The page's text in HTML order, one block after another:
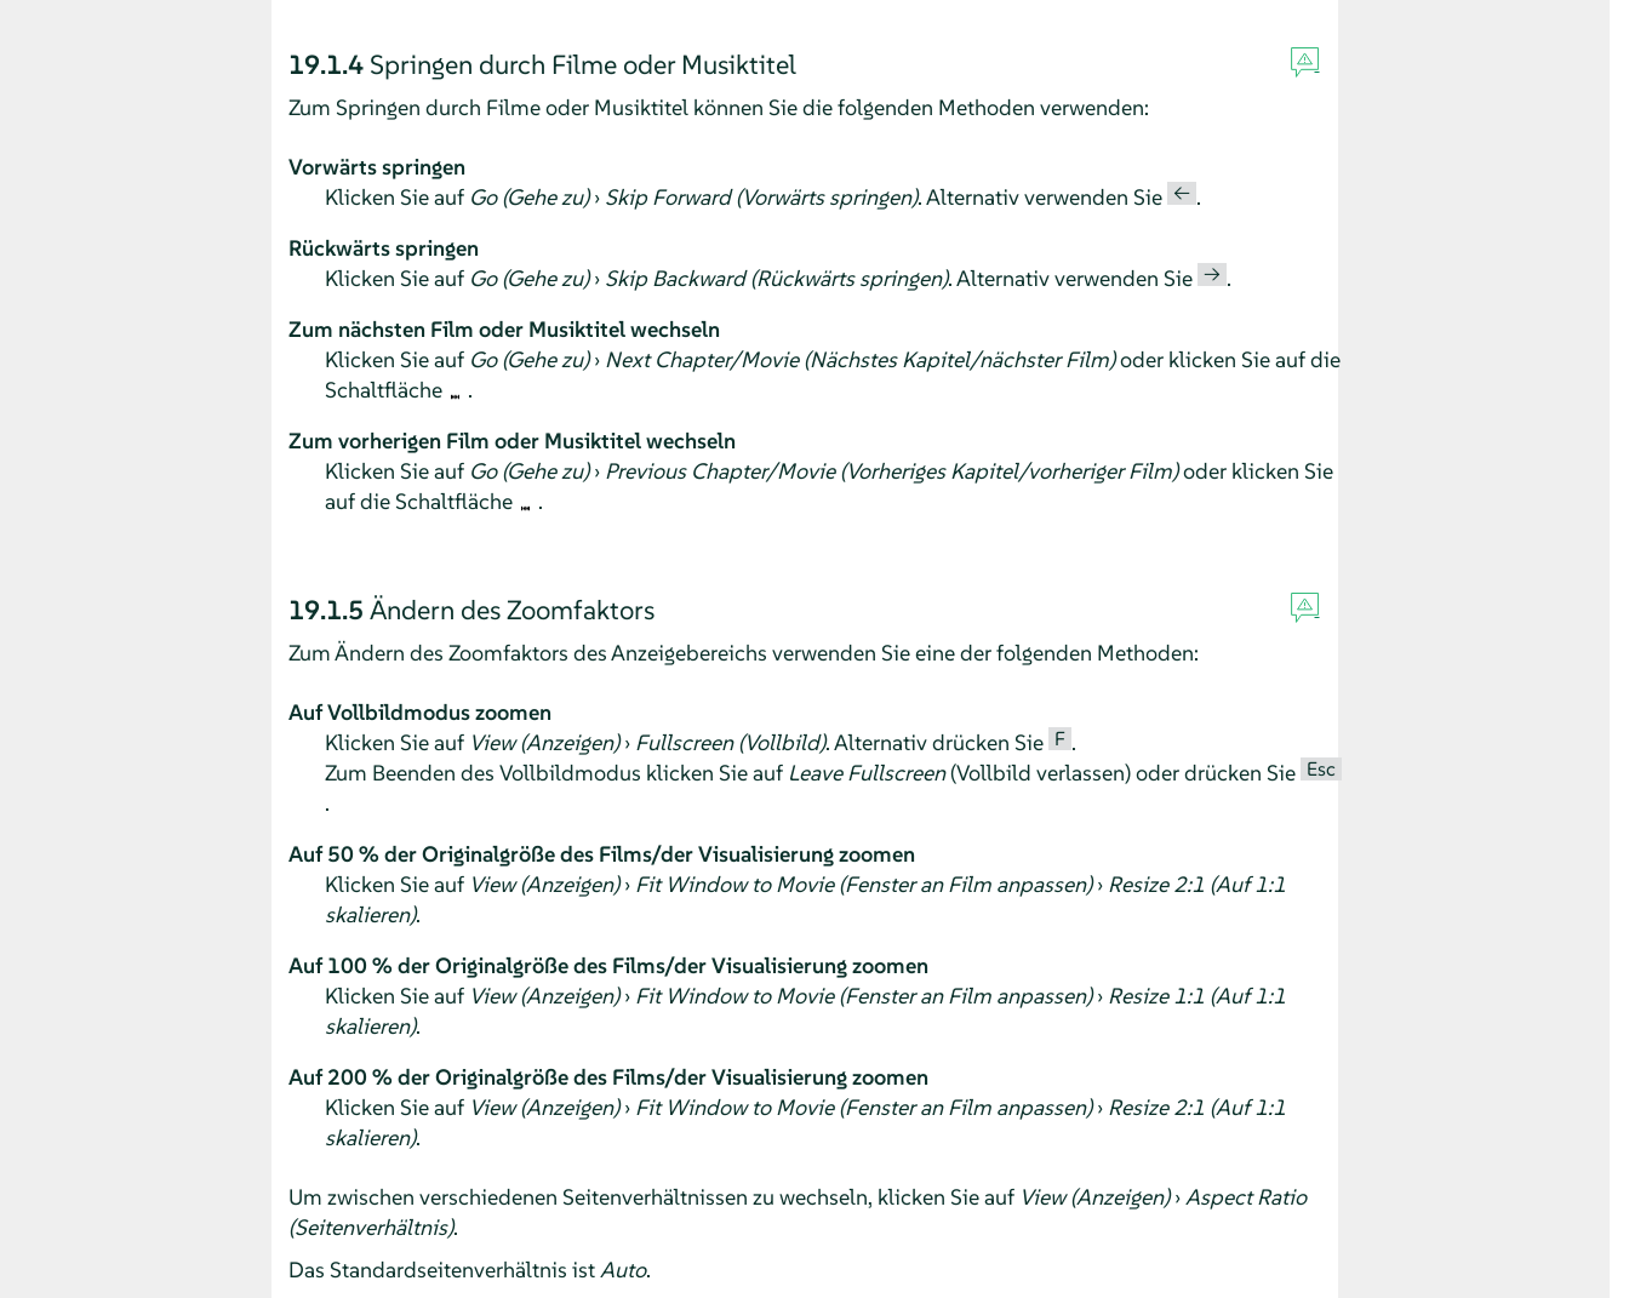
19.1.4 Springen durch Filme oder Musiktitel
Zum Springen durch Filme oder Musiktitel können Sie die folgenden Methoden verwenden:
Vorwärts springen
Klicken Sie auf Go (Gehe zu)› Skip Forward (Vorwärts springen). Alternativ verwenden Sie ← .
Rückwärts springen
Klicken Sie auf Go (Gehe zu)› Skip Backward (Rückwärts springen). Alternativ verwenden Sie → .
Zum nächsten Film oder Musiktitel wechseln
Klicken Sie auf Go (Gehe zu)› Next Chapter/Movie (Nächstes Kapitel/nächster Film)oder klicken Sie auf die
Schaltfläche
.
Zum vorherigen Film oder Musiktitel wechseln
Klicken Sie auf Go (Gehe zu)› Previous Chapter/Movie (Vorheriges Kapitel/vorheriger Film)oder klicken Sie
auf die Schaltfläche
.
19.1.5 Ändern des Zoomfaktors
Zum Ändern des Zoomfaktors des Anzeigebereichs verwenden Sie eine der folgenden Methoden:
Auf Vollbildmodus zoomen
Klicken Sie auf View (Anzeigen)› Fullscreen (Vollbild). Alternativ drücken Sie F .
Zum Beenden des Vollbildmodus klicken Sie auf Leave Fullscreen(Vollbild verlassen) oder drücken Sie Esc
.
Auf 50 % der Originalgröße des Films/der Visualisierung zoomen
Klicken Sie auf View (Anzeigen)› Fit Window to Movie (Fenster an Film anpassen)› Resize 2:1 (Auf 1:1
skalieren).
Auf 100 % der Originalgröße des Films/der Visualisierung zoomen
Klicken Sie auf View (Anzeigen)› Fit Window to Movie (Fenster an Film anpassen)› Resize 1:1 (Auf 1:1
skalieren).
Auf 200 % der Originalgröße des Films/der Visualisierung zoomen
Klicken Sie auf View (Anzeigen)› Fit Window to Movie (Fenster an Film anpassen)› Resize 2:1 (Auf 1:1
skalieren).
Um zwischen verschiedenen Seitenverhältnissen zu wechseln, klicken Sie auf View (Anzeigen)›Aspect Ratio
(Seitenverhältnis).
Das Standardseitenverhältnis istAuto.